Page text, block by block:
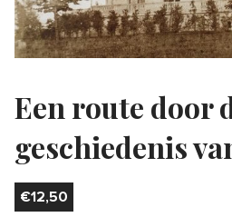
Een route door
geschiedenis
€12,50